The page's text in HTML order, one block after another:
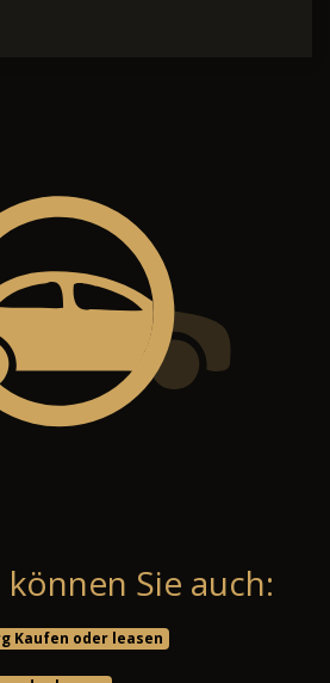
Sie auch:
Kaufen oder leasen